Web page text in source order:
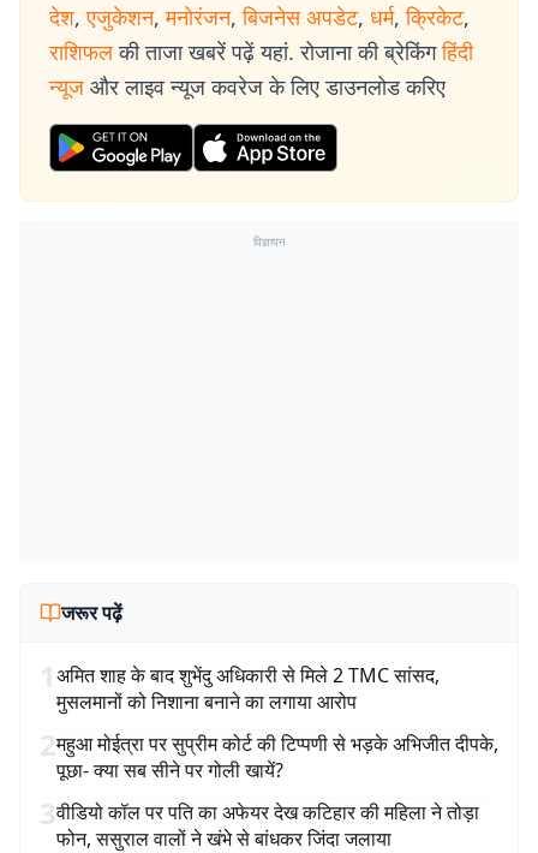
देश, एजुकेशन, मनोरंजन, बिजनेस अपडेट, धर्म, क्रिकेट,
राशिफल की ताजा खबरें पढ़ें यहां. रोजाना की ब्रेकिंग हिंदी
न्यूज और लाइव न्यूज कवरेज के लिए डाउनलोड करिए
विज्ञापन
जरूर पढ़ें
1अमित शाह के बाद शुभेंदु अधिकारी से मिले 2 TMC सांसद,
मुसलमानों को निशाना बनाने का लगाया आरोप
2महुआ मोईत्रा पर सुप्रीम कोर्ट की टिप्पणी से भड़के अभिजीत दीपके,
पूछा- क्या सब सीने पर गोली खायें?
3वीडियो कॉल पर पति का अफेयर देख कटिहार की महिला ने तोड़ा
फोन, ससुराल वालों ने खंभे से बांधकर जिंदा जलाया